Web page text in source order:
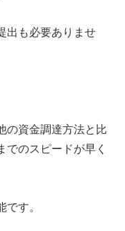
出も必要ありませ
の資金調達方法と比
でのスピードが早く
す。